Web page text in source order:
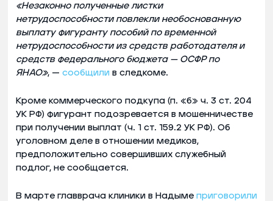
«Незаконно полученные листки
нетрудоспособности повлекли необоснованную
выплату фигуранту пособий по временной
нетрудоспособности из средств работодателя и
средств федерального бюджета — ОСФР по
ЯНАО», — сообщили в следкоме.
Кроме коммерческого подкупа (п. «б» ч. 3 ст. 204
УК РФ) фигурант подозревается в мошенничестве
при получении выплат (ч. 1 ст. 159.2 УК РФ). Об
уголовном деле в отношении медиков,
предположительно совершивших служебный
подлог, не сообщается.
В марте главврача клиники в Надыме приговорили